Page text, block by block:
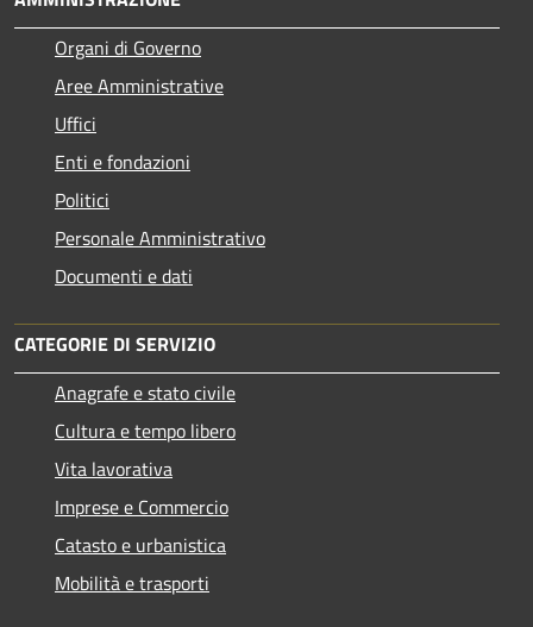
Organi di Governo
Aree Amministrative
Uffici
Enti e fondazioni
Politici
Personale Amministrativo
Documenti e dati
CATEGORIE DI SERVIZIO
Anagrafe e stato civile
Cultura e tempo libero
Vita lavorativa
Imprese e Commercio
Catasto e urbanistica
Mobilità e trasporti